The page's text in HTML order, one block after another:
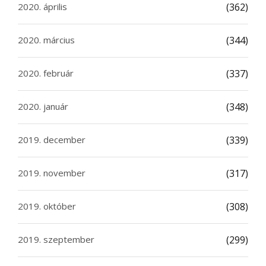
2020. április (362)
2020. március (344)
2020. február (337)
2020. január (348)
2019. december (339)
2019. november (317)
2019. október (308)
2019. szeptember (299)